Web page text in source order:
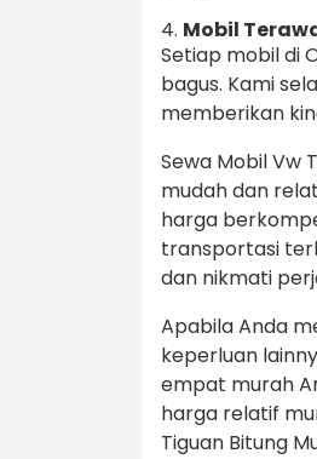
4. Mobil
Setiap mobil di
bagus. Kami
memberikan
Sewa Mobil Vw
mudah dan
harga
transportasi
dan nikmati
Apabila Anda
keperluan
empat murah
harga relatif
Tiguan Bitung